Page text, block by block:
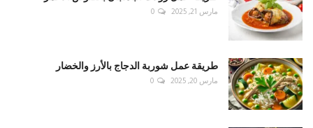
مارس 21, 2025 0
طريقة عمل شوربة الدجاج بالأرز والخضار
مارس 20, 2025 0